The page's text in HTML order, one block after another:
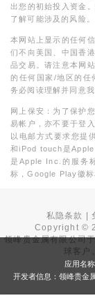
出您的初始投入资金
了解可能涉及的风险。
本网站上显示的任何
们不向美国、中国香
品交易。请注意本网
的任何国家/地区的任
务必阅读理解并同意
网上保安：为了保护
易帐户，亦不要于登
以电邮方式要求您提
和iPod touch是
是Apple Inc.的服务
标，Google Play徽
私隐条款 |
Copyright ©
领峰贵金属有限公司
球客户
应用名
开发者信息：领峰贵金